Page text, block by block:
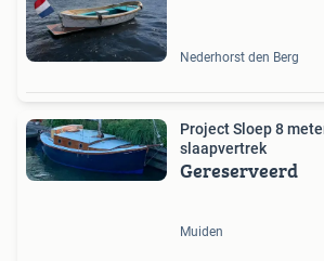
Nederhorst den Berg
Project Sloep 8
slaapvertrek
Gereserveerd
Muiden